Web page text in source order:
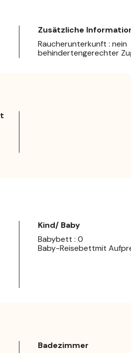
Zusätzliche
Raucherunterkunft : nein
behindertengerechter
Kind/ Baby
Babybett : 0
Baby-Reisebettmit
Badezimmer